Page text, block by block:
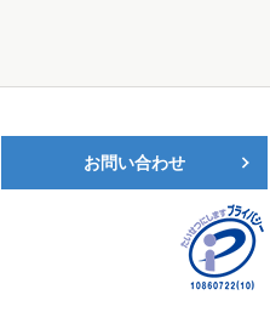
お問い合わせ